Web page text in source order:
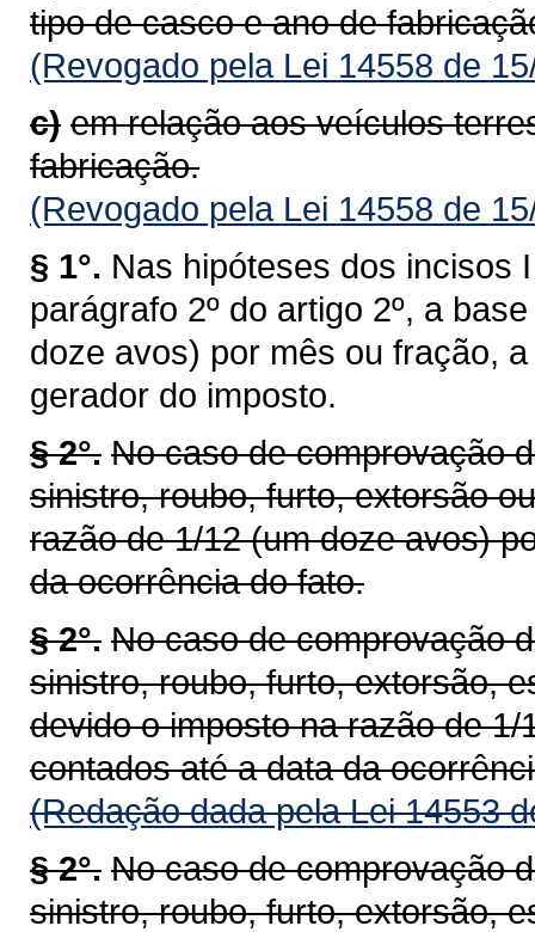
tipo de casco e ano de
(Revogado pela Lei 14558 de
c) em relação aos veículos
fabricação.
(Revogado pela Lei 14558 de
§ 1°. Nas hipóteses dos incisos
parágrafo 2º do artigo 2º, a
doze avos) por mês ou fração,
gerador do imposto.
§ 2°. No caso de comprovação
sinistro, roubo, furto, extorsão
razão de 1/12 (um doze avos)
da ocorrência do fato.
§ 2°. No caso de comprovação
sinistro, roubo, furto, extorsão,
devido o imposto na razão de
contados até a data da
(Redação dada pela Lei 14553
§ 2°. No caso de comprovação
sinistro, roubo, furto, extorsão,